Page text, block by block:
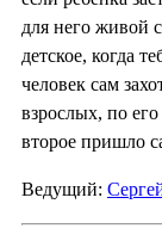
для него живой
детское, когда
человек сам
взрослых, по
второе пришло
Ведущий: